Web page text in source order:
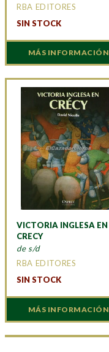
RBA EDITORES
SIN STOCK
MÁS INFORMACIÓN
VICTORIA INGLESA EN
CRECY
de s/d
RBA EDITORES
SIN STOCK
MÁS INFORMACIÓN